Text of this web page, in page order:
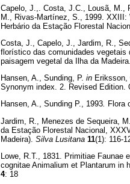
Capelo, J.,. Costa, J.C., Lousã, M.,
M., Rivas-Martínez, S., 1999. XXIII:
Herbário da Estação Florestal
Costa, J., Capelo, J., Jardim, R.,
florístico das comunidades vegetais
paisagem vegetal da Ilha da Madeira.
Hansen, A., Sunding, P. in Eriksson,
Synonym index. 2. Revised Edition.
Hansen, A., Sunding P., 1993. Flora
Jardim, R., Menezes de Sequeira,
da Estação Florestal Nacional,
Madeira). Silva Lusitana 11(1): 116-
Lowe, R.T., 1831. Primitiae Faunae
cognitae Animalium et Plantarum in
4: 18